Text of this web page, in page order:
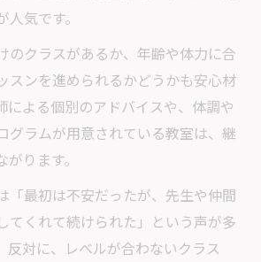
気です。
のクラスがあるか、年齢や体力に合
スンを進められるかどうかも安心材
による個別のアドバイスや、体調や
グラムが用意されている教室は、継
ります。
「最初は不安だったが、先生や仲間
てくれて続けられた」という声が多
反対に、レベルが合わないクラス